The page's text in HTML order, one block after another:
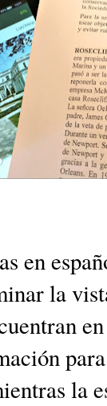
en
la
la